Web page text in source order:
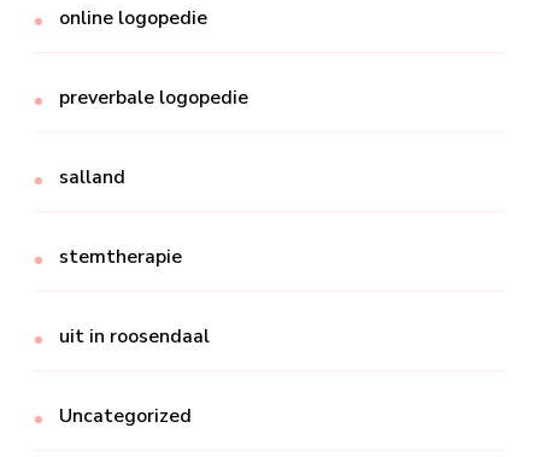
online logopedie
preverbale logopedie
salland
stemtherapie
uit in roosendaal
Uncategorized